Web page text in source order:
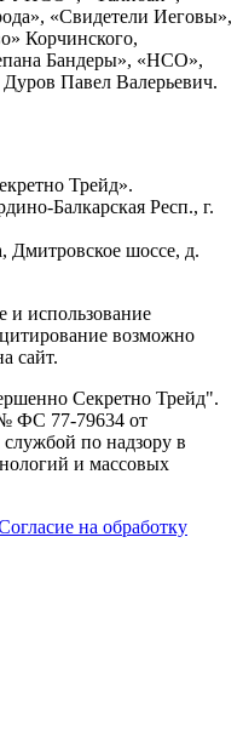
«Свидетели Иеговы»,
Корчинского,
Бандеры», «НСО»,
Павел Валерьевич.
Трейд».
Балкарская Респ., г.
Дмитровское шоссе, д.
использование
возможно
сайт.
Секретно Трейд".
ФС 77-79634 от
по надзору в
и массовых
на обработку